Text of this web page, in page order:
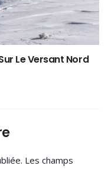
Le Versant Nord
Les champs